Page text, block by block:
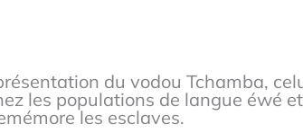
du vodou Tchamba,
les populations de langue éwé
les esclaves.